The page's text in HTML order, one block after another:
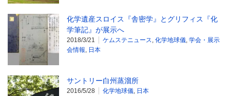
化学遺産スロイス『舎密学』とグリフィス『化
学筆記』が展示へ
2018/3/21 ケムステニュース, 化学地球儀, 学会・展示
会情報, 日本
サントリー白州蒸溜所
2016/5/28 化学地球儀, 日本